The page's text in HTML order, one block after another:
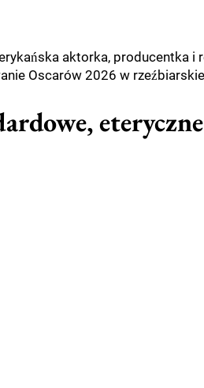
aktorka, producentka i
Oscarów 2026 w